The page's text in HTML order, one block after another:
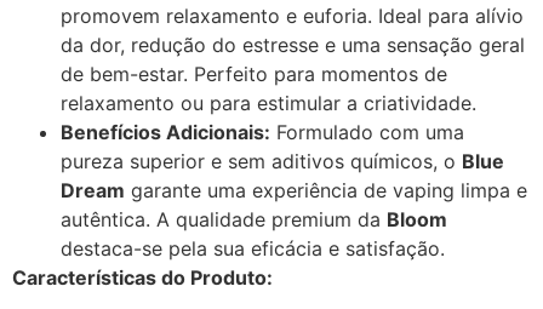
promovem relaxamento e euforia. Ideal para alívio
da dor, redução do estresse e uma sensação geral
de bem-estar. Perfeito para momentos de
relaxamento ou para estimular a criatividade.
Benefícios Adicionais: Formulado com uma
pureza superior e sem aditivos químicos, o Blue
Dream garante uma experiência de vaping limpa e
autêntica. A qualidade premium da Bloom
destaca-se pela sua eficácia e satisfação.
Características do Produto: